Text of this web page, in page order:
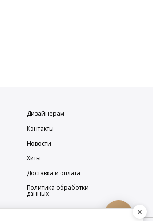
Дизайнерам
Контакты
Новости
Хиты
Доставка и оплата
Политика обработки
данных
×